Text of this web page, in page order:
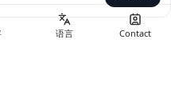
语言 Contact